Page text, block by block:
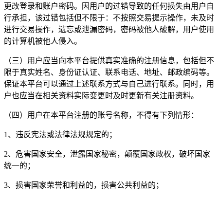
更改登录和账户密码。因用户的过错导致的任何损失由用户自
行承担，该过错包括但不限于：不按照交易提示操作，未及时
进行交易操作，遗忘或泄漏密码，密码被他人破解，用户使用
的计算机被他人侵入。
（三）用户应当向本平台提供真实准确的注册信息，包括但不
限于真实姓名、身份证认证、联系电话、地址、邮政编码等。
保证本平台可以通过上述联系方式与自己进行联系。同时，用
户也应当在相关资料实际变更时及时更新有关注册资料。
（四）用户在本平台注册的账号名称，不得有下列情形：
1、违反宪法或法律法规规定的；
2、危害国家安全，泄露国家秘密，颠覆国家政权，破坏国家
统一的；
3、损害国家荣誉和利益的，损害公共利益的；